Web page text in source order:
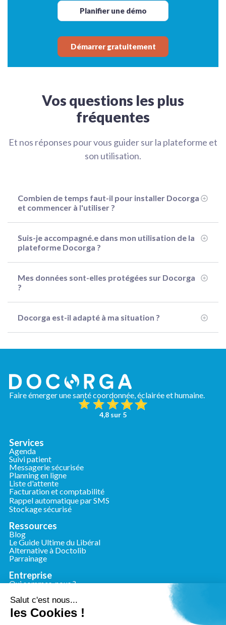
Salut c'est nous...
les Cookies !
Planifier une démo
Démarrer gratuitement
Vos questions les plus
fréquentes
Et nos réponses pour vous guider sur la plateforme et
son utilisation.
Combien de temps faut-il pour installer Docorga
et commencer à l'utiliser ?
Suis-je accompagné.e dans mon utilisation de la
plateforme Docorga ?
Mes données sont-elles protégées sur Docorga
?
Docorga est-il adapté à ma situation ?
Faire émerger une santé coordonnée, éclairée et humaine.
4,8 sur 5
Services
Agenda
Suivi patient
Messagerie sécurisée
Planning en ligne
Liste d'attente
Facturation et comptabilité
Rappel automatique par SMS
Stockage sécurisé
Ressources
Blog
Le Guide Ultime du Libéral
Alternative à Doctolib
Parrainage
Entreprise
Qui sommes-nous ?
Presse
Conformité